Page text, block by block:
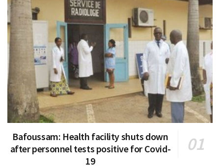
Bafoussam: Health facility shuts down
after personnel tests positive for Covid-
19